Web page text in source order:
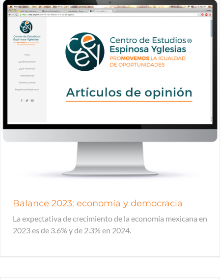
Balance 2023: economía y democracia
La expectativa de crecimiento de la economía mexicana en
2023 es de 3.6% y de 2.3% en 2024.